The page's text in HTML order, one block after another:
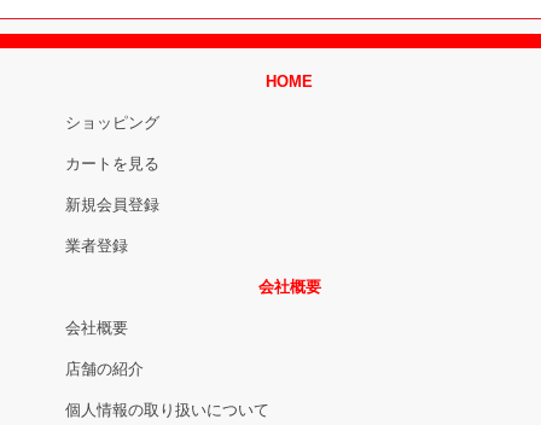
HOME
ショッピング
カートを見る
新規会員登録
業者登録
会社概要
会社概要
店舗の紹介
個人情報の取り扱いについて